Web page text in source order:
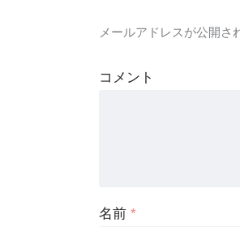
メールアドレスが公開さ
コメント
名前 *